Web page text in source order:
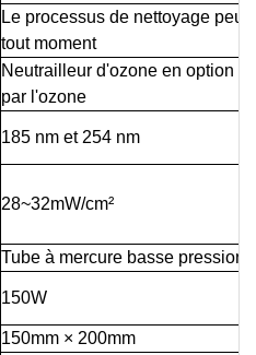
Le processus de nettoyage
tout moment
Neutrailleur d'ozone en option
par l'ozone
185 nm et254 nm
28~32mW/cm²
Tube à mercure basse pression
150W
150mm × 200mm